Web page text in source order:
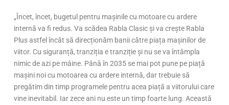
„Încet, încet, bugetul pentru mașinile cu motoare cu ardere
internă va fi redus. Va scădea Rabla Clasic și va crește Rabla
Plus astfel încât să direcționăm banii către piața mașinilor de
viitor. Cu siguranță, tranziția e tranziție și nu se va întâmpla
nimic de azi pe mâine. Până în 2035 se mai pot pune pe piață
mașini noi cu motoarea cu ardere internă, dar trebuie să
pregătim din timp programele pentru acea piață a viitorului care
vine inevitabil. Iar zece ani nu este un timp foarte lung. Această